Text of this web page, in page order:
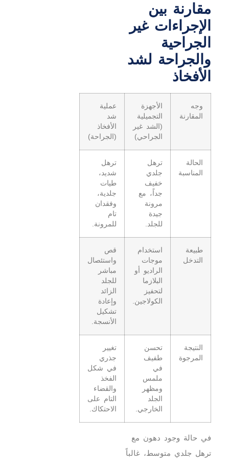
مقارنة بين
الإجراءات غير
الجراحية
والجراحة لشد
الأفخاذ
وجه
المقارنة
الأجهزة
التجميلية
(الشد غير
الجراحي)
عملية
شد
الأفخاذ
(الجراحة)
الحالة
المناسبة
ترهل
جلدي
خفيف
جداً، مع
مرونة
جيدة
للجلد.
ترهل
شديد،
طيات
جلدية،
وفقدان
تام
للمرونة.
طبيعة
التدخل
استخدام
موجات
الراديو أو
البلازما
لتحفيز
الكولاجين.
قص
واستئصال
مباشر
للجلد
الزائد
وإعادة
تشكيل
الأنسجة.
النتيجة
المرجوة
تحسن
طفيف
في
ملمس
ومظهر
الجلد
الخارجي.
تغيير
جذري
في شكل
الفخذ
والقضاء
التام على
الاحتكاك.
في حالة وجود دهون مع
ترهل جلدي متوسط، غالباً